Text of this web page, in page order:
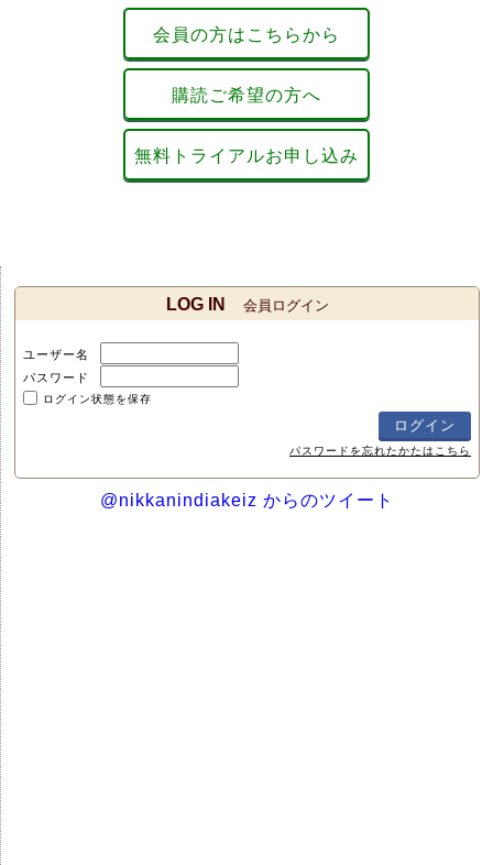
会員の方はこちらから
購読ご希望の方へ
無料トライアルお申し込み
LOG IN 会員ログイン
ユーザー名
パスワード
ログイン状態を保存
パスワードを忘れたかたはこちら
@nikkanindiakeiz からのツイート